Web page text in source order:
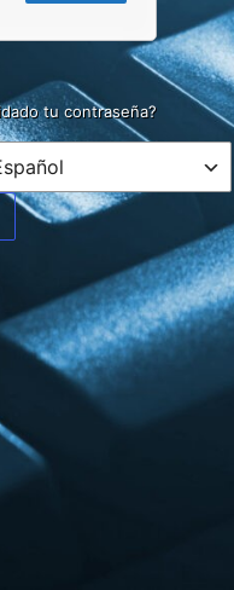
tu contraseña?